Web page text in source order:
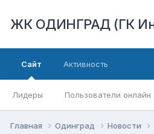
ЖК ОДИНГРАД (ГК
Сайт
Лидеры Пользователи онлайн
Активность
Главная Одинград Новости